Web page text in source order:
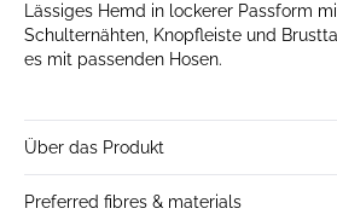
Lässiges Hemd in lockerer Passform
Schulternähten, Knopfleiste und
es mit passenden Hosen.
Über das Produkt
Preferred fibres & materials